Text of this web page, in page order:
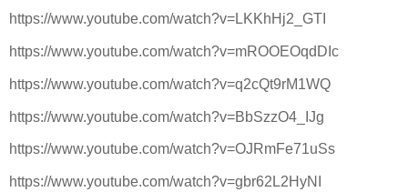
https://www.youtube.com/watch?v=LKKhHj2_GTI
https://www.youtube.com/watch?v=mROOEOqdDIc
https://www.youtube.com/watch?v=q2cQt9rM1WQ
https://www.youtube.com/watch?v=BbSzzO4_IJg
https://www.youtube.com/watch?v=OJRmFe71uSs
https://www.youtube.com/watch?v=gbr62L2HyNI